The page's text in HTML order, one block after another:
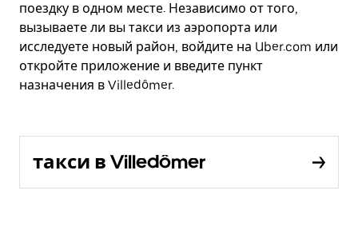
поездку в одном месте. Независимо от того,
вызываете ли вы такси из аэропорта или
исследуете новый район, войдите на Uber.com или
откройте приложение и введите пункт
назначения в Villedômer.
такси в Villedômer